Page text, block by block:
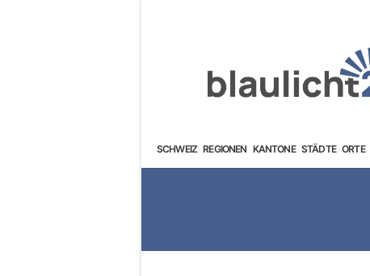
SCHWEIZ REGIONEN KANTONE STÄDTE ORTE